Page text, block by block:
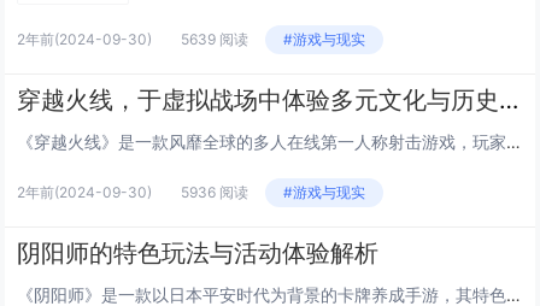
2年前(2024-09-30) 5639 阅读 #游戏与现实
穿越火线，于虚拟战场中体验多元文化与历史交融
《穿越火线》是一款风靡全球的多人在线第一人称射击游戏，玩家可以在虚拟战场中体验到多元文化的交融。游戏中不仅有来自不同国家和地区的角色，还有各种历史元素的融合，如经典武器、特色地图等，让玩家在紧张刺激的游戏过程中感受到不同文化的魅力和历史的厚...
2年前(2024-09-30) 5936 阅读 #游戏与现实
阴阳师的特色玩法与活动体验解析
《阴阳师》是一款以日本平安时代为背景的卡牌养成手游，其特色玩法包括式神收集、御魂搭配以及探索副本等。玩家可以通过抽卡获得不同的式神，并通过合理搭配御魂来提升战斗力。游戏还经常举办各类活动，如鬼王挑战、结界突破等，不仅增加了游戏的趣味性和挑战...